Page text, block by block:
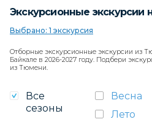
Экскурсионные экскурсии
Выбрано: 1 экскурсия
Отборные экскурсионные экскурсии из
Байкале в 2026-2027 году. Подбери
из Тюмени.
Все
сезоны
Весна
Лето